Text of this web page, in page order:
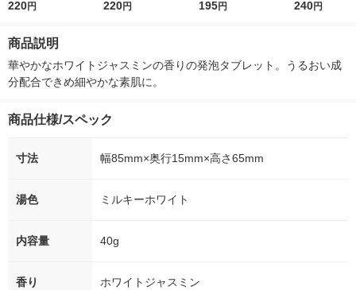
ミント 炭酸発泡×芳香
ーリー
220円
ールング ジュニパー
220円 195円
30g 1包 にご
240円
商品説明
華やかなホワイトジャスミンの香りの発泡タブレット。うるおい成
分配合できめ細やかな素肌に。
商品仕様/スペック
寸法 幅85mm×奥行15mm×高さ65mm
湯色 ミルキーホワイト
内容量 40g
香り ホワイトジャスミン